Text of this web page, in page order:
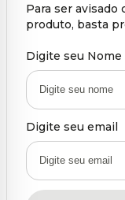
Para ser
produto, basta
Digite seu Nome
Digite seu email